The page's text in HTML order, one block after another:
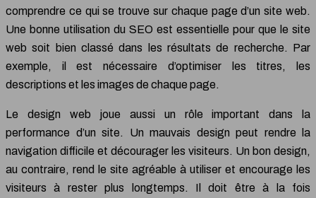
comprendre ce qui se trouve sur chaque page d’un site web.
Une bonne utilisation du SEO est essentielle pour que le site
web soit bien classé dans les résultats de recherche. Par
exemple, il est nécessaire d’optimiser les titres, les
descriptions et les images de chaque page.
Le design web joue aussi un rôle important dans la
performance d’un site. Un mauvais design peut rendre la
navigation difficile et décourager les visiteurs. Un bon design,
au contraire, rend le site agréable à utiliser et encourage les
visiteurs à rester plus longtemps. Il doit être à la fois